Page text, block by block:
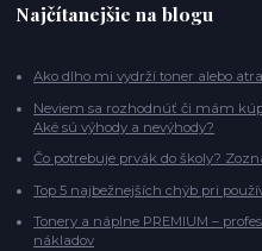
Najčítanejšie na blogu
Ako dlho mi vydrží toner alebo
Neviem sa rozhodnúť či mám
Aké sú výhody a nevýhody?
Čo potrebuje prvák do školy?
Top 5 najbežnejších chýb pri
Tonery a náplne PREMIUM –
nákladov